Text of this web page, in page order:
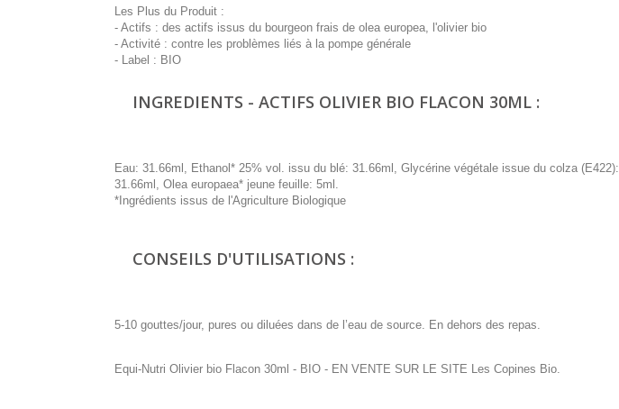
Les Plus du Produit :
- Actifs : des actifs issus du bourgeon frais de olea europea, l'olivier bio
- Activité : contre les problèmes liés à la pompe générale
- Label : BIO
INGREDIENTS - ACTIFS OLIVIER BIO FLACON 30ML :
Eau: 31.66ml, Ethanol* 25% vol. issu du blé: 31.66ml, Glycérine végétale issue du colza (E422):
31.66ml, Olea europaea* jeune feuille: 5ml.
*Ingrédients issus de l'Agriculture Biologique
CONSEILS D'UTILISATIONS :
5-10 gouttes/jour, pures ou diluées dans de l’eau de source. En dehors des repas.
Equi-Nutri Olivier bio Flacon 30ml - BIO - EN VENTE SUR LE SITE Les Copines Bio.